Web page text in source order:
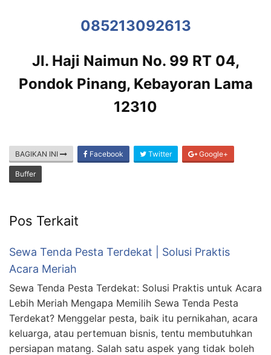
085213092613
Jl. Haji Naimun No. 99 RT 04,
Pondok Pinang, Kebayoran Lama
12310
BAGIKAN INI Facebook Twitter Google+
Buffer
Pos Terkait
Sewa Tenda Pesta Terdekat | Solusi Praktis
Acara Meriah
Sewa Tenda Pesta Terdekat: Solusi Praktis untuk Acara
Lebih Meriah Mengapa Memilih Sewa Tenda Pesta
Terdekat? Menggelar pesta, baik itu pernikahan, acara
keluarga, atau pertemuan bisnis, tentu membutuhkan
persiapan matang. Salah satu aspek yang tidak boleh